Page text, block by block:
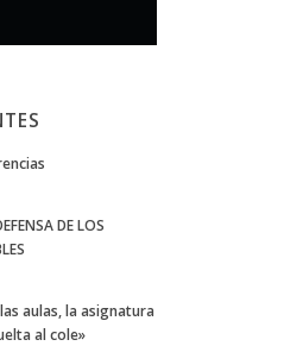
DE LOS
aulas, la asignatura
al cole»